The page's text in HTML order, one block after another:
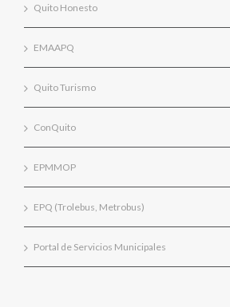
Quito Honesto
EMAAPQ
Quito Turismo
ConQuito
EPMMOP
EPQ (Trolebus, Metrobus)
Portal de Servicios Municipales